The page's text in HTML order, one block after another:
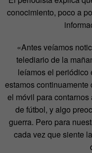
conocimiento, poco a
«Antes veíamos
telediario de la
leíamos el periódico
estamos
el móvil para
de fútbol, y algo
guerra. Pero para
cada vez que siente